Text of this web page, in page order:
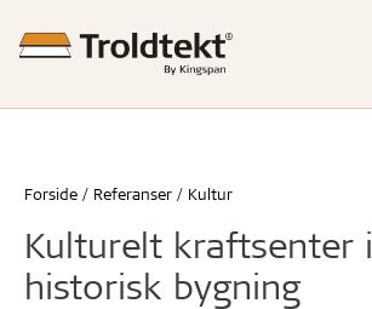
Forside Referanser Kultur
Kulturelt kraftsenter i
historisk bygning